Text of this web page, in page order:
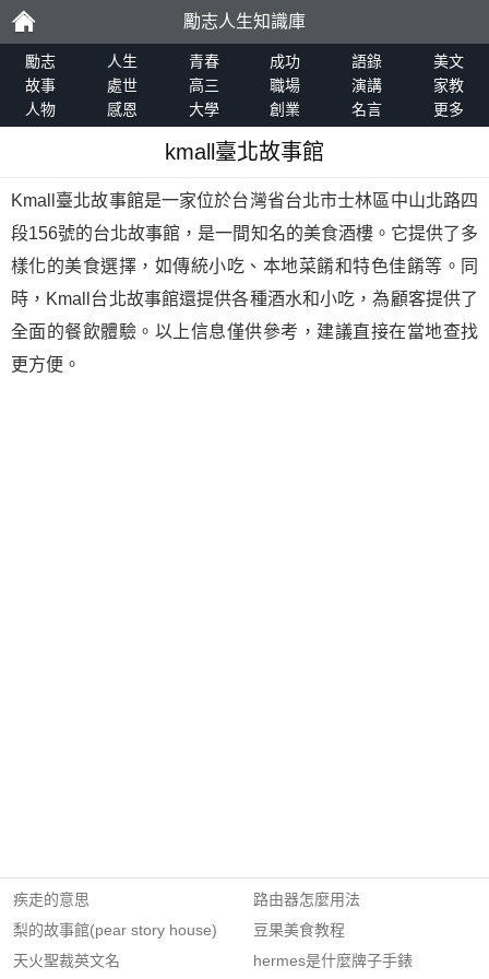
勵
志
勵志人生知識庫
勵志 人生 青春 成功 語錄
美文
故事
處世 高三 職場 演講
家教
人物
感恩 大學 創業 名言 更多
kmall臺北故事館
Kmall臺北故事館是一家位於台灣省台北市士林區中山北路四
段156號的台北故事館，是一間知名的美食酒樓。它提供了多
樣化的美食選擇，如傳統小吃、本地菜餚和特色佳餚等。同
時，Kmall台北故事館還提供各種酒水和小吃，為顧客提供了
全面的餐飲體驗。以上信息僅供參考，建議直接在當地查找
更方便。
疾走的意思
梨的故事館(pear story house)
天火聖裁英文名
路由器怎麼用法
豆果美食教程
hermes是什麼牌子手錶